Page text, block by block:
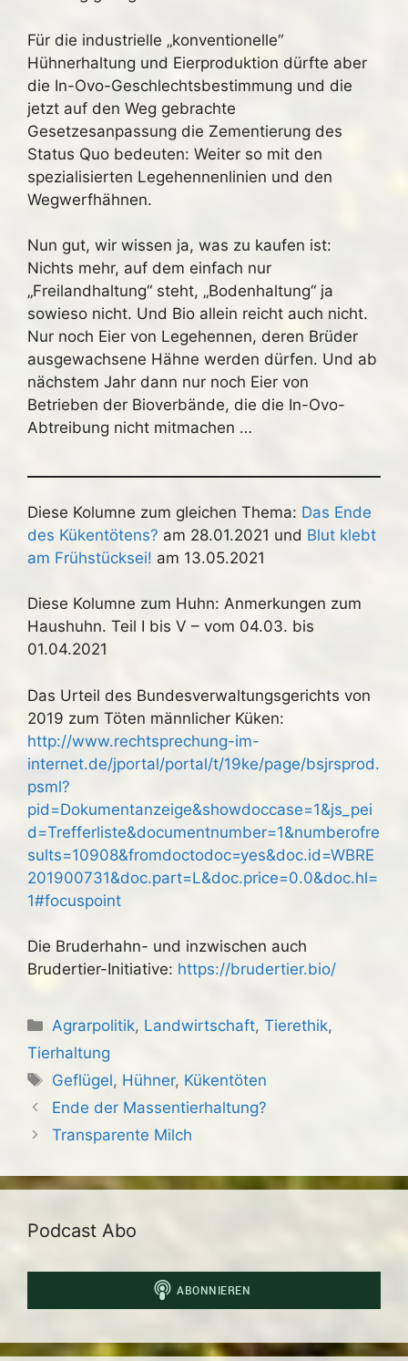
Für die industrielle „konventionelle“
Hühnerhaltung und Eierproduktion dürfte aber
die In-Ovo-Geschlechtsbestimmung und die
jetzt auf den Weg gebrachte
Gesetzesanpassung die Zementierung des
Status Quo bedeuten: Weiter so mit den
spezialisierten Legehennenlinien und den
Wegwerfhähnen.
Nun gut, wir wissen ja, was zu kaufen ist:
Nichts mehr, auf dem einfach nur
„Freilandhaltung“ steht, „Bodenhaltung“ ja
sowieso nicht. Und Bio allein reicht auch nicht.
Nur noch Eier von Legehennen, deren Brüder
ausgewachsene Hähne werden dürfen. Und ab
nächstem Jahr dann nur noch Eier von
Betrieben der Bioverbände, die die In-Ovo-
Abtreibung nicht mitmachen …
Diese Kolumne zum gleichen Thema: Das Ende
des Kükentötens? am 28.01.2021 und Blut klebt
am Frühstücksei! am 13.05.2021
Diese Kolumne zum Huhn: Anmerkungen zum
Haushuhn. Teil I bis V – vom 04.03. bis
01.04.2021
Das Urteil des Bundesverwaltungsgerichts von
2019 zum Töten männlicher Küken:
http://www.rechtsprechung-im-
internet.de/jportal/portal/t/19ke/page/bsjrsprod.
psml?
pid=Dokumentanzeige&showdoccase=1&js_pei
d=Trefferliste&documentnumber=1&numberofre
sults=10908&fromdoctodoc=yes&doc.id=WBRE
201900731&doc.part=L&doc.price=0.0&doc.hl=
1#focuspoint
Die Bruderhahn- und inzwischen auch
Brudertier-Initiative: https://brudertier.bio/
Kategorien
Agrarpolitik, Landwirtschaft,Tierethik,
Tierhaltung
Schlagwörter
Geflügel, Hühner, Kükentöten
Ende der Massentierhaltung?
Transparente Milch
Podcast Abo